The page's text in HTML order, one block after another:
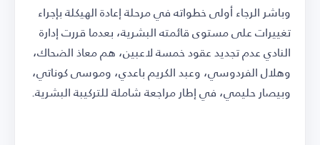
وباشر الرجاء أولى خطواته في مرحلة إعادة الهيكلة بإجراء
تغييرات على مستوى قائمته البشرية، بعدما قررت إدارة
النادي عدم تجديد عقود خمسة لاعبين، هم معاذ الضحاك،
وهلال الفردوسي، وعبد الكريم باعدي، وموسى كوناتي،
وبيصار حليمي، في إطار مراجعة شاملة للتركيبة البشرية.